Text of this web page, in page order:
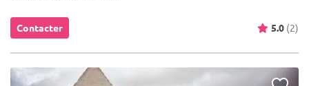
Contacter 5.0 (2)